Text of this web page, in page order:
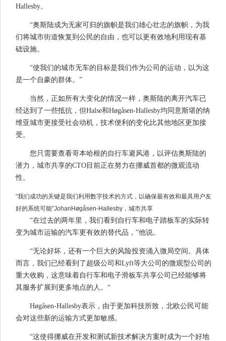
Hallesby。
“奥斯陆成为无家可归的旗帜是我们雄心壮志的旗帜，为我
们将城市街道恢复到公民的自由，也可以更有效地利用现有基
础设施。
“使我们的城市无车的目标是我们作为公司的运动，以为这
是一个自豪的群体。”
当然，正如所有大变化的情况一样，奥斯陆的离开汽车已
经达到了一些抵抗，但Halse和Høgåsen-Hallesby均同意斯堪的纳
维亚城市更接受社会动机，技术便利的变化比其他地区更加接
受。
您只需要查看哥本哈根的自行车避风港，以评估奥斯陆的
潜力，城市共享的CTO目前正在努力在挪威首都的微观流动
性。
“我们成功的关键是我们利用数字技术的方式，以确保最有效和最具用户友
好的系统可能”JohanHøgåsen-Hallesby，城市共享
“在过去的两年里，我们看到自行车和电子踏板车的实际转
变为城市运输的汽车更有效的替代品，”他说。
“无论好坏，还有一个巨大的风险投资涌入微局空间。具体
而言，我们已经看到了超级公司和Lyft等大公司的微观型公司的
重大收购，这意味着自行车和电子滑板车共享公司已经能够将
其服务扩展到更多地点的人。“
Høgåsen-Hallesby表示，由于更加科技所致，北欧公民可能
会对这些新的运输方式更加敏感。
“这使得挪威在开发和测试新技术解决方案时成为一个好地